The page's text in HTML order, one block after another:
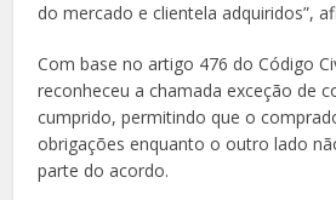
do mercado e clientela adquiridos”,
Com base no artigo 476 do Código
reconheceu a chamada exceção de
cumprido, permitindo que o
obrigações enquanto o outro lado
parte do acordo.